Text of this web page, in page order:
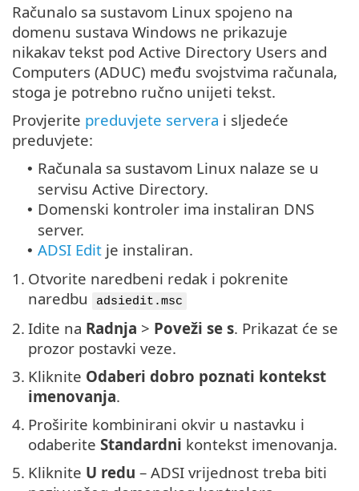
Računalo sa sustavom Linux spojeno na
domenu sustava Windows ne prikazuje
nikakav tekst pod Active Directory Users and
Computers (ADUC) među svojstvima računala,
stoga je potrebno ručno unijeti tekst.
Provjerite preduvjete servera i sljedeće
preduvjete:
• Računala sa sustavom Linux nalaze se u
servisu Active Directory.
• Domenski kontroler ima instaliran DNS
server.
• ADSI Edit je instaliran.
1. Otvorite naredbeni redak i pokrenite
naredbu
adsiedit.msc
2. Idite na Radnja > Poveži se s. Prikazat će se
prozor postavki veze.
3. Kliknite Odaberi dobro poznati kontekst
imenovanja.
4. Proširite kombinirani okvir u nastavku i
odaberite Standardni kontekst imenovanja.
5. Kliknite U redu – ADSI vrijednost treba biti